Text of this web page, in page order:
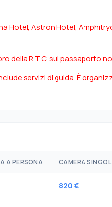
Hotel, Astron Hotel,
della R.T.C. sul passaporto
servizi di guida. È
A PERSONA CAMERA
820 €